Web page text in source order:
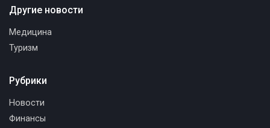
Другие новости
Медицина
Туризм
Рубрики
Новости
Финансы